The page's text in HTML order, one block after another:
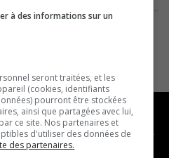
MUSIQUE
à des informations sur un
seront traitées, et les
(cookies, identifiants
pourront être stockées
ainsi que partagées avec lui,
ce site. Nos partenaires et
d'utiliser des données de
des partenaires.